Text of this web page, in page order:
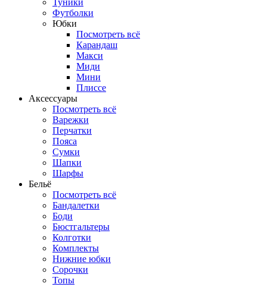
Футболки
Юбки
Посмотреть всё
Карандаш
Макси
Миди
Мини
Плиссе
Аксессуары
Посмотреть всё
Варежки
Перчатки
Пояса
Сумки
Шапки
Шарфы
Бельё
Посмотреть всё
Бандалетки
Боди
Бюстгальтеры
Колготки
Комплекты
Нижние юбки
Сорочки
Топы